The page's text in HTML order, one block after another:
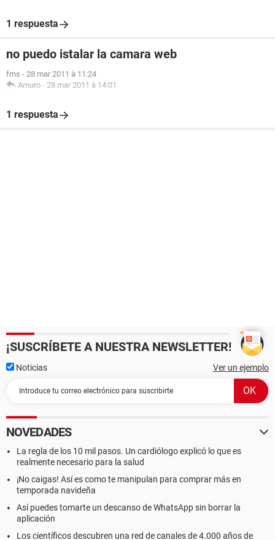
1 respuesta
no puedo istalar la camara web
fms - 28 mar 2011 à 11:24
Amuro - 28 mar 2011 à 14:01
1 respuesta
¡SUSCRÍBETE A NUESTRA NEWSLETTER!
Noticias Ver un ejemplo
NOVEDADES
La regla de los 10 mil pasos. Un cardiólogo explicó lo que es
realmente necesario para la salud
¡No caigas! Así es como te manipulan para comprar más en
temporada navideña
Así puedes tomarte un descanso de WhatsApp sin borrar la
aplicación
Los científicos descubren una red de canales de 4.000 años de